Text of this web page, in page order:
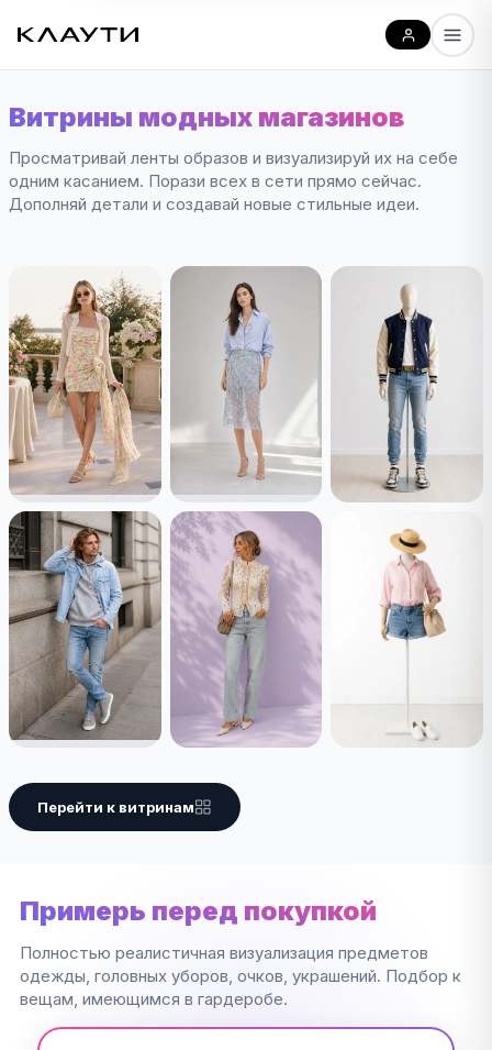
Витрины модных магазинов
Просматривай ленты образов и визуализируй их на себе
одним касанием. Порази всех в сети прямо сейчас.
Дополняй детали и создавай новые стильные идеи.
Перейти к витринам
Примерь перед покупкой
Полностью реалистичная визуализация предметов
одежды, головных уборов, очков, украшений. Подбор к
вещам, имеющимся в гардеробе.